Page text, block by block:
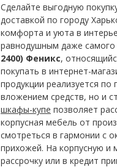
Сделайте выгодную
доставкой по городу
комфорта и уюта в
равнодушным даже самого
2400) Феникс,
покупать в интернет-
продукции реализуется
вложением средств, но и
шкафы-купе позволяет
корпусная мебель от
смотреться в гармонии с
прихожей. На корпусную и
рассрочку или в кредит